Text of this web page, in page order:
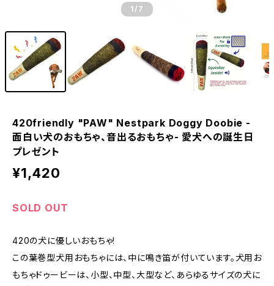
1 /7
420friendly "PAW" Nestpark Doggy Doobie -
面白い犬のおもちゃ、音出るおもちゃ- 愛犬への誕生日
プレゼント
¥1,420
SOLD OUT
420の犬に優しいおもちゃ!
この葉巻型犬用おもちゃには、中に鳴き笛が付いています。犬用お
もちゃドゥービーは、小型、中型、大型など、あらゆるサイズの犬に